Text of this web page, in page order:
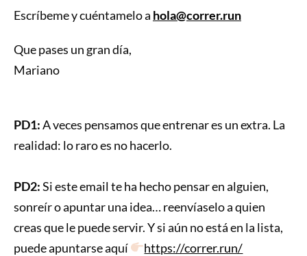
Escríbeme y cuéntamelo a hola@correr.run
Que pases un gran día,
Mariano
PD1:A veces pensamos que entrenar es un extra. La
realidad: lo raro es no hacerlo.
PD2:Si este email te ha hecho pensar en alguien,
sonreír o apuntar una idea… reenvíaselo a quien
creas que le puede servir. Y si aún no está en la lista,
puede apuntarse aquí
https://correr.run/